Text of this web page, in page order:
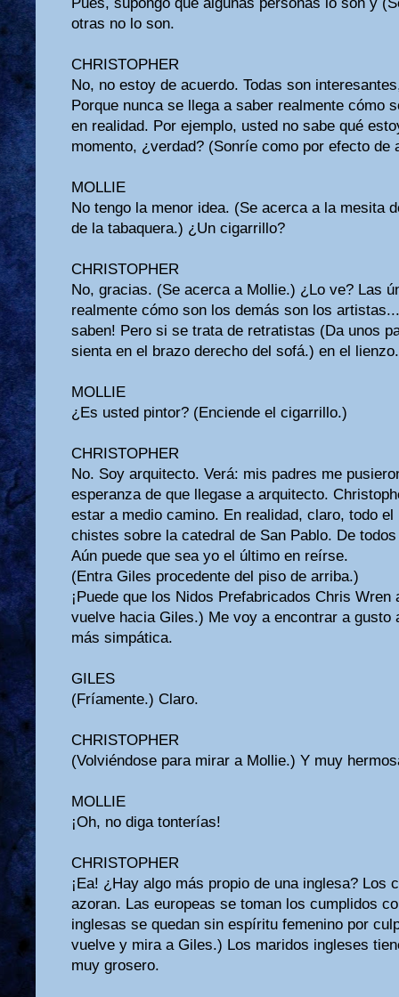
otras no lo son.
CHRISTOPHER
No, no estoy de acuerdo. Todas son
Porque nunca se llega a saber realmente cómo
en realidad. Por ejemplo, usted no sabe qué
momento, ¿verdad? (Sonríe como por efecto de
MOLLIE
No tengo la menor idea. (Se acerca a la mesita
de la tabaquera.) ¿Un cigarrillo?
CHRISTOPHER
No, gracias. (Se acerca a Mollie.) ¿Lo ve? Las
realmente cómo son los demás son los
saben! Pero si se trata de retratistas (Da unos
sienta en el brazo derecho del sofá.) en el lienzo.
MOLLIE
¿Es usted pintor? (Enciende el cigarrillo.)
CHRISTOPHER
No. Soy arquitecto. Verá: mis padres me
esperanza de que llegase a arquitecto.
estar a medio camino. En realidad, claro, todo
chistes sobre la catedral de San Pablo. De
Aún puede que sea yo el último en reírse.
(Entra Giles procedente del piso de arriba.)
¡Puede que los Nidos Prefabricados Chris
vuelve hacia Giles.) Me voy a encontrar a gusto
más simpática.
GILES
(Fríamente.) Claro.
CHRISTOPHER
(Volviéndose para mirar a Mollie.) Y muy
MOLLIE
¡Oh, no diga tonterías!
CHRISTOPHER
¡Ea! ¿Hay algo más propio de una inglesa? Los
azoran. Las europeas se toman los cumplidos
inglesas se quedan sin espíritu femenino por
vuelve y mira a Giles.) Los maridos ingleses
muy grosero.